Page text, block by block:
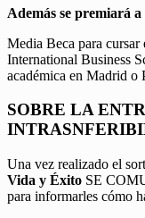
Además se premiará
Media Beca para cursar
International Business
académica en Madrid o
SOBRE LA
Una vez realizado el
Vida y Éxito SE
para informarles cómo